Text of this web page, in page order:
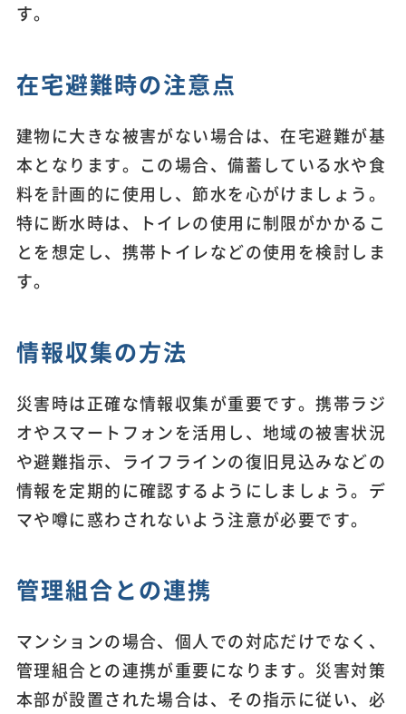
す。
在宅避難時の注意点
建物に大きな被害がない場合は、在宅避難が基
本となります。この場合、備蓄している水や食
料を計画的に使用し、節水を心がけましょう。
特に断水時は、トイレの使用に制限がかかるこ
とを想定し、携帯トイレなどの使用を検討しま
す。
情報収集の方法
災害時は正確な情報収集が重要です。携帯ラジ
オやスマートフォンを活用し、地域の被害状況
や避難指示、ライフラインの復旧見込みなどの
情報を定期的に確認するようにしましょう。デ
マや噂に惑わされないよう注意が必要です。
管理組合との連携
マンションの場合、個人での対応だけでなく、
管理組合との連携が重要になります。災害対策
本部が設置された場合は、その指示に従い、必